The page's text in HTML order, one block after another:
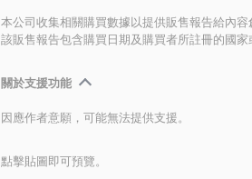
本公司收集相關購買數據以提供販售報告給內容
該販售報告包含購買日期及購買者所註冊的國
關於支援功能
因應作者意願，可能無法提供支援。
點擊貼圖即可預覽。